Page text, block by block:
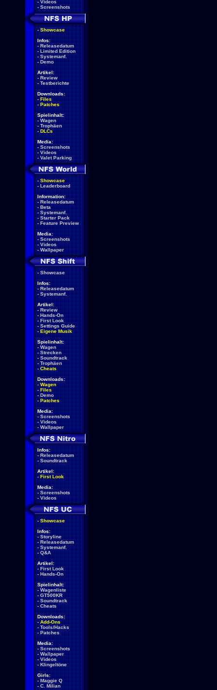
- Videos
- Screenshots
- Showcase
Infos:
- Releasedatum
- Limited Edition
- Systemanf.
- Demo
Artikel:
- Review
- Testberichte
Downloads:
- Files
- Patches
Spielinhalt:
- Wagen
- Trophäen
- DLCs
Media:
- Screenshots
- Videos
- Valet Parking
- Showcase
- Leaderboard
Information:
- Releasedatum
- Beta
- Systemanf.
- Starter Pack
- Feature Preview
Media:
- Screenshots
- Videos
- Wallpaper
- Showcase
Infos:
- Releasedatum
- Systemanf.
Artikel:
- Review
- Hands-On
- First Look
- Settings Guide
- Eigene Musik
Spielinhalt:
- Wagen
- Strecken
- Soundtrack
- Trophäen
- Cheats
Downloads:
- Wagen
- Files
- Demo
- Patches
Media:
- Screenshots
- Videos
- Wallpaper
Infos:
- Releasedatum
- Soundtrack
Artikel:
- First Look
Media:
- Screenshots
- Videos
- Showcase
Infos:
- Storyline
- Releasedatum
- Systemanf.
- Q&A
Artikel:
- First Look
- Hands-On
Spielinhalt:
- Wagenliste
- GT500KR
- Soundtrack
- Cheats
Downloads:
- Add-Ons
- Tools/Hacks
- Patches
Media:
- Screenshots
- Wallpaper
- Videos
- Klingeltöne
Girls:
- Maggie Q
- C. Milian